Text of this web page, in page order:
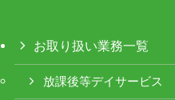
お取り扱い業務一覧
放課後等デイサービス